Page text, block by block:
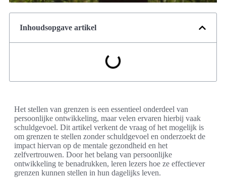
Inhoudsopgave artikel
Het stellen van grenzen is een essentieel onderdeel van
persoonlijke ontwikkeling, maar velen ervaren hierbij vaak
schuldgevoel. Dit artikel verkent de vraag of het mogelijk is
om grenzen te stellen zonder schuldgevoel en onderzoekt de
impact hiervan op de mentale gezondheid en het
zelfvertrouwen. Door het belang van persoonlijke
ontwikkeling te benadrukken, leren lezers hoe ze effectiever
grenzen kunnen stellen in hun dagelijks leven.